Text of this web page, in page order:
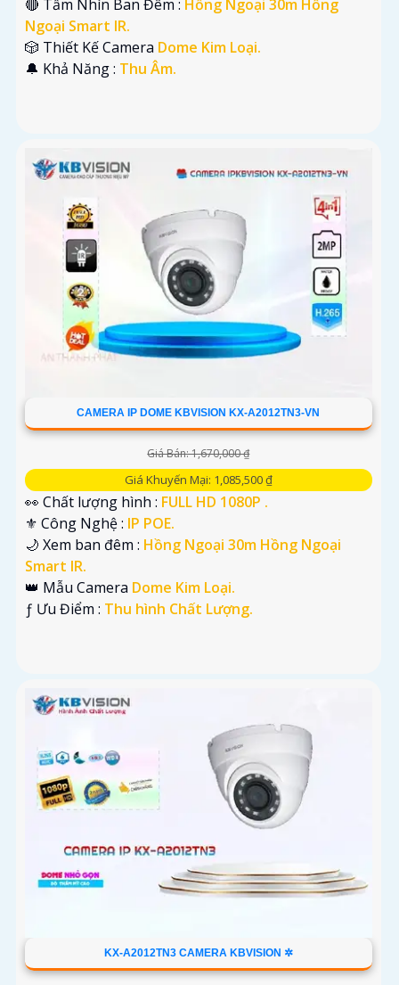
🔴 Tầm Nhìn Ban Đêm : Hồng Ngoại 30m Hồng
Ngoại Smart IR.
🎲 Thiết Kế Camera Dome Kim Loại.
️🔔 Khả Năng : Thu Âm.
CAMERA IP DOME KBVISION KX-A2012TN3-VN
Giá Bán: 1,670,000 ₫
Giá Khuyến Mại: 1,085,500 ₫
👀 Chất lượng hình : FULL HD 1080P .
⚜️ Công Nghệ : IP POE.
🌙 Xem ban đêm : Hồng Ngoại 30m Hồng Ngoại
Smart IR.
👑 Mẫu Camera Dome Kim Loại.
️ƒ Ưu Điểm : Thu hình Chất Lượng.
KX-A2012TN3 CAMERA KBVISION ✲